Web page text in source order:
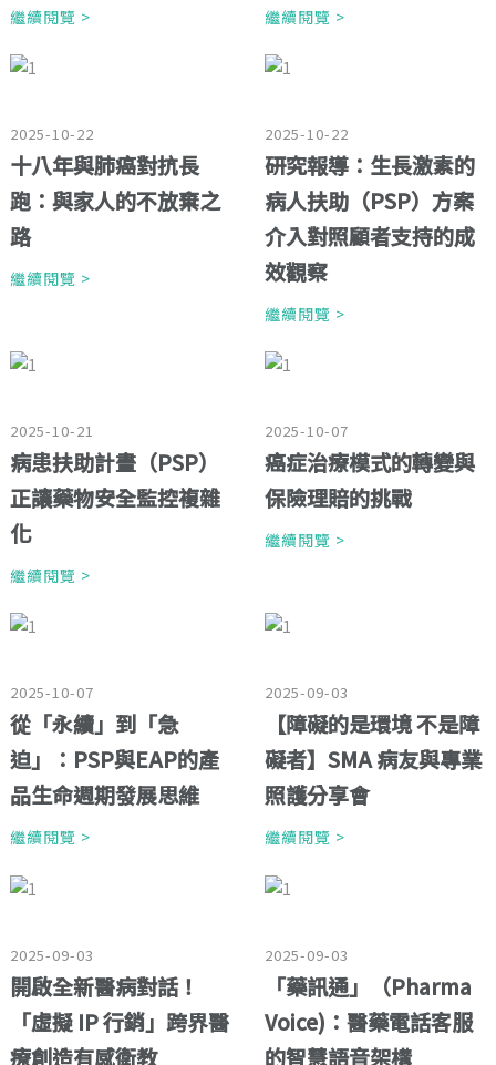
繼續閱覽 > 繼續閱覽 >
2025-10-22
十八年與肺癌對抗長
跑：與家人的不放棄之
路
繼續閱覽 >
2025-10-22
研究報導：生長激素的
病人扶助（PSP）方案
介入對照顧者支持的成
效觀察
繼續閱覽 >
2025-10-21
病患扶助計畫（PSP）
正讓藥物安全監控複雜
化
繼續閱覽 >
2025-10-07
癌症治療模式的轉變與
保險理賠的挑戰
繼續閱覽 >
2025-10-07
從「永續」到「急
迫」：PSP與EAP的產
品生命週期發展思維
繼續閱覽 >
2025-09-03
【障礙的是環境 不是障
礙者】SMA 病友與專業
照護分享會
繼續閱覽 >
2025-09-03
開啟全新醫病對話！
「虛擬 IP 行銷」跨界醫
療創造有感衛教
2025-09-03
「藥訊通」（Pharma
Voice)：醫藥電話客服
的智慧語音架構